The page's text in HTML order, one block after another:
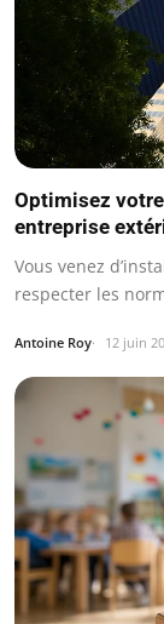
Optimisez
entreprise
Vous venez
respecter les
Antoine Roy 12 juin